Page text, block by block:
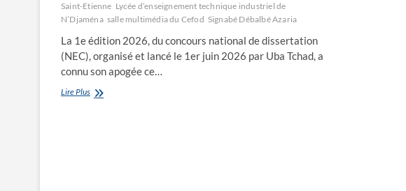
Saint-Etienne Lycée d’enseignement technique industriel de
N’Djaména salle multimédia du Cefod Signabé Débalbé Azaria
La 1e édition 2026, du concours national de dissertation
(NEC), organisé et lancé le 1er juin 2026 par Uba Tchad, a
connu son apogée ce…
Lire PlusUba